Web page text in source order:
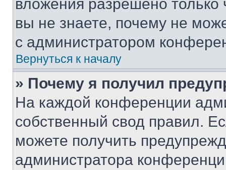
вложения разрешено
вы не знаете, почему не
с администратором
Вернуться к началу
» Почему я получил
На каждой конференции
собственный свод правил.
можете получить
администратора